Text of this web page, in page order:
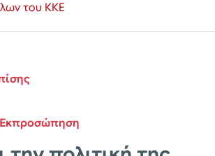
του ΚΚΕ
Εκπροσώπηση